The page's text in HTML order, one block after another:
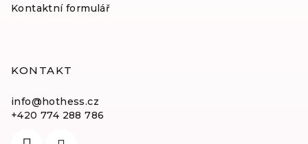
Kontaktní formulář
KONTAKT
info@hothess.cz
+420 774 288 786